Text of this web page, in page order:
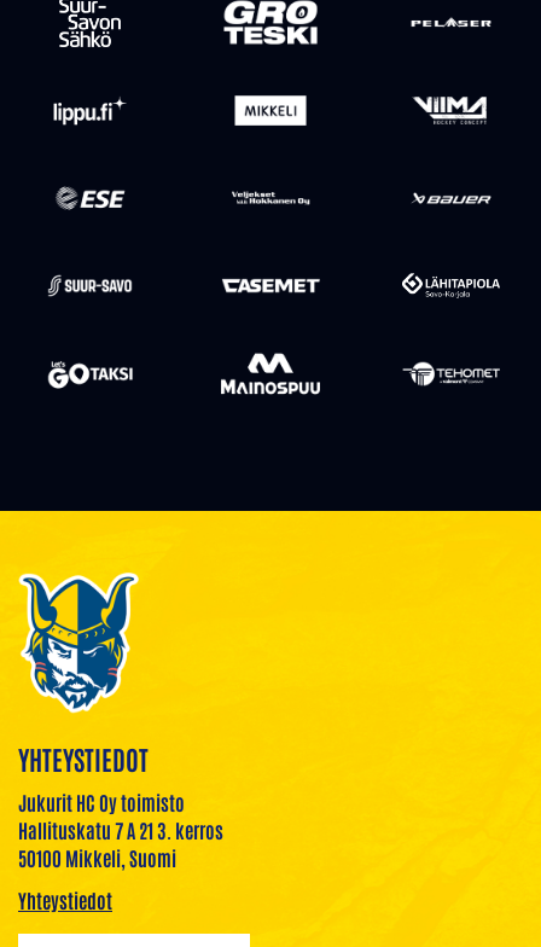
YHTEYSTIEDOT
Jukurit HC Oy toimisto
Hallituskatu 7 A 21 3. kerros
50100 Mikkeli, Suomi
Yhteystiedot